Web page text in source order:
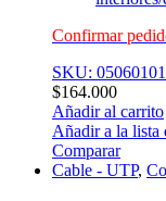
Confirmar
SKU:
$164.000
Añadir al carrito
Añadir a la lista
Comparar
Cable - UTP,